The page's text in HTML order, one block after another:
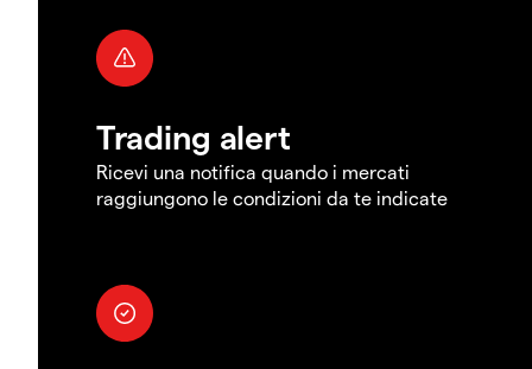
Trading alert
Ricevi una notifica quando i mercati
raggiungono le condizioni da te indicate